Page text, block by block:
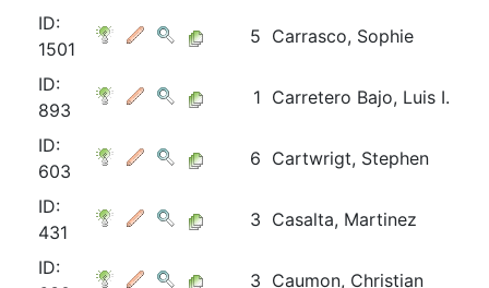
ID:
1501
5 Carrasco, Sophie
ID:
893
1 Carretero Bajo, Luis I.
ID:
603
6 Cartwrigt, Stephen
ID:
431
3 Casalta, Martinez
ID:
3 Caumon, Christian